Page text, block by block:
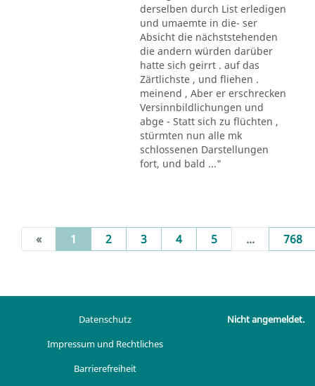
derselben durch List erledigen
und umaemte in die- ser
Absicht die nächststehenden
die andern würden darüber
hatte sich geirrt . auf das
Zärtlichste , und fliehen .
meinend , Aber er erschrecken
Versinnbildlichungen und
abge - Statt sich zu flüchten ,
stürmten nun alle mk
schlossenen Darstellungen
fort, und bald ..."
« 1 (current)
2 3 4 5 ... 768
Datenschutz
Impressum und Rechtliches
Barrierefreiheit
Nicht angemeldet.